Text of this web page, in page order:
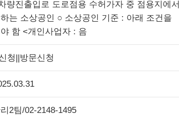
량진출입로 도로점용 수허가자 중 점용지에서
는 소상공인 ○ 소상공인 기준 : 아래 조건을
함 <개인사업자 : 음
청||방문신청
2팀/02-2148-1495